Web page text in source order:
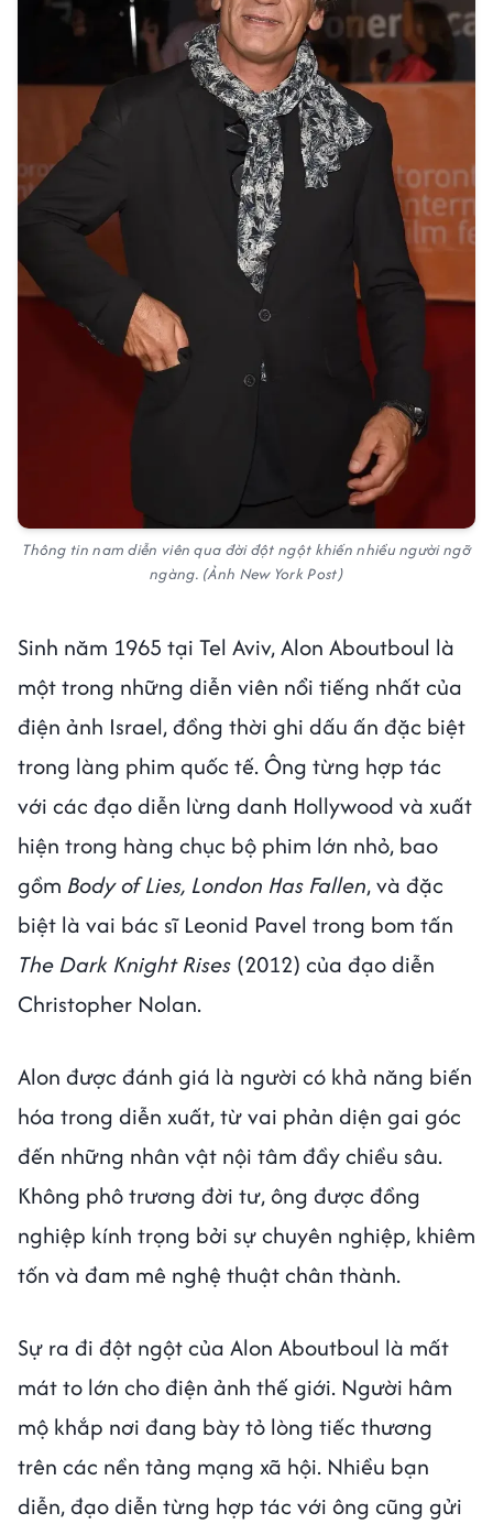
Thông tin nam diễn viên qua đời đột ngột khiến nhiều người ngỡ
ngàng. (Ảnh New York Post)
Sinh năm 1965 tại Tel Aviv, Alon Aboutboul là
một trong những diễn viên nổi tiếng nhất của
điện ảnh Israel, đồng thời ghi dấu ấn đặc biệt
trong làng phim quốc tế. Ông từng hợp tác
với các đạo diễn lừng danh Hollywood và xuất
hiện trong hàng chục bộ phim lớn nhỏ, bao
gồm Body of Lies, London Has Fallen, và đặc
biệt là vai bác sĩ Leonid Pavel trong bom tấn
The Dark Knight Rises (2012) của đạo diễn
Christopher Nolan.
Alon được đánh giá là người có khả năng biến
hóa trong diễn xuất, từ vai phản diện gai góc
đến những nhân vật nội tâm đầy chiều sâu.
Không phô trương đời tư, ông được đồng
nghiệp kính trọng bởi sự chuyên nghiệp, khiêm
tốn và đam mê nghệ thuật chân thành.
Sự ra đi đột ngột của Alon Aboutboul là mất
mát to lớn cho điện ảnh thế giới. Người hâm
mộ khắp nơi đang bày tỏ lòng tiếc thương
trên các nền tảng mạng xã hội. Nhiều bạn
diễn, đạo diễn từng hợp tác với ông cũng gửi